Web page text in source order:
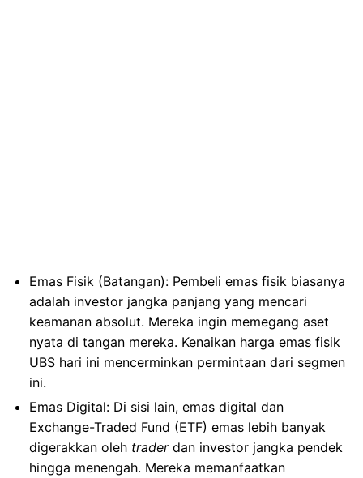
Emas Fisik (Batangan): Pembeli emas fisik biasanya
adalah investor jangka panjang yang mencari
keamanan absolut. Mereka ingin memegang aset
nyata di tangan mereka. Kenaikan harga emas fisik
UBS hari ini mencerminkan permintaan dari segmen
ini.
Emas Digital: Di sisi lain, emas digital dan
Exchange-Traded Fund (ETF) emas lebih banyak
digerakkan oleh traderdan investor jangka pendek
hingga menengah. Mereka memanfaatkan